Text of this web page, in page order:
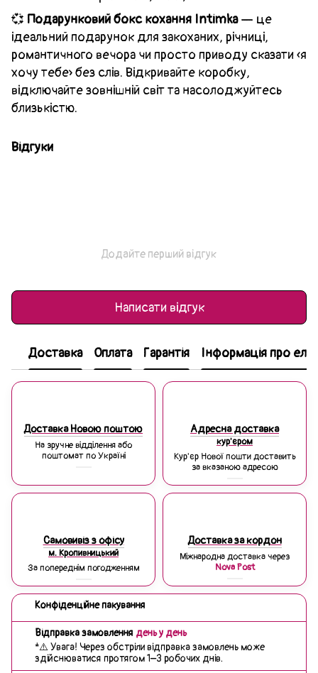
💞 Подарунковий бокс кохання Intimka— це
ідеальний подарунок для закоханих, річниці,
романтичного вечора чи просто приводу сказати «я
хочу тебе» без слів. Відкривайте коробку,
відключайте зовнішній світ та насолоджуйтесь
близькістю.
Відгуки
Додайте перший відгук
Написати відгук
Доставка Оплата Гарантія Інформація про
Доставка Новою поштою
На зручне відділення або
поштомат по Україні
Адресна доставка
кур'єром
Кур'єр Нової пошти доставить
за вказаною адресою
Самовивіз з офісу
м. Кропивницький
За попереднім погодженням
Доставка за кордон
Міжнародна доставка через
Nova Post
Конфіденційне пакування
Відправка замовлення день у день
*⚠️ Увага! Через обстріли відправка замовлень може
здійснюватися протягом 1–3 робочих днів.